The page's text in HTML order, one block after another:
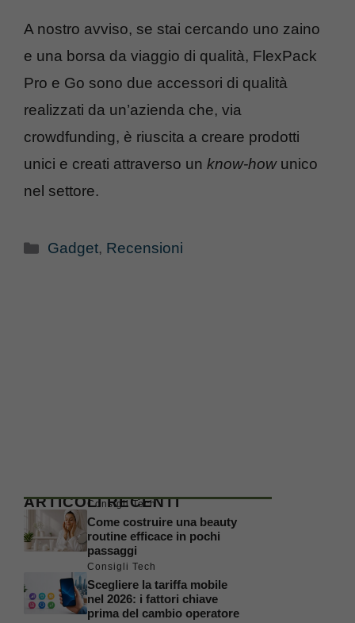
A nostro avviso, se stai cercando uno zaino
e una borsa da viaggio di qualità, FlexPack
Pro e Go sono due accessori di qualità
realizzati da un’azienda che, via
crowdfunding, è riuscita a creare prodotti
unici e creati attraverso un know-howunico
nel settore.
Categorie
Gadget, Recensioni
ARTICOLI RECENTI
Consigli Tech
Come costruire una beauty
routine efficace in pochi
passaggi
Consigli Tech
Scegliere la tariffa mobile
nel 2026: i fattori chiave
prima del cambio operatore